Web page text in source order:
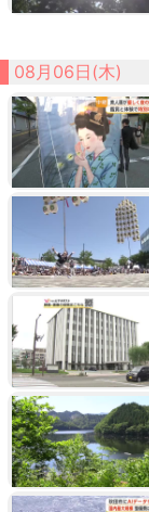
08月06日(木)